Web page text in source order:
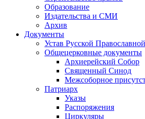
Образование
Издательства и СМИ
Архив
Документы
Устав Русской
Общецерковные документы
Архиерейский Собор
Священный Синод
Межсоборное
Патриарх
Указы
Распоряжения
Циркуляры